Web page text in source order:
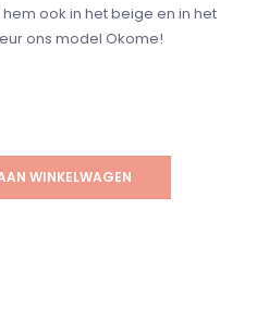
ook in het beige en in het
ons model Okome!
WINKELWAGEN